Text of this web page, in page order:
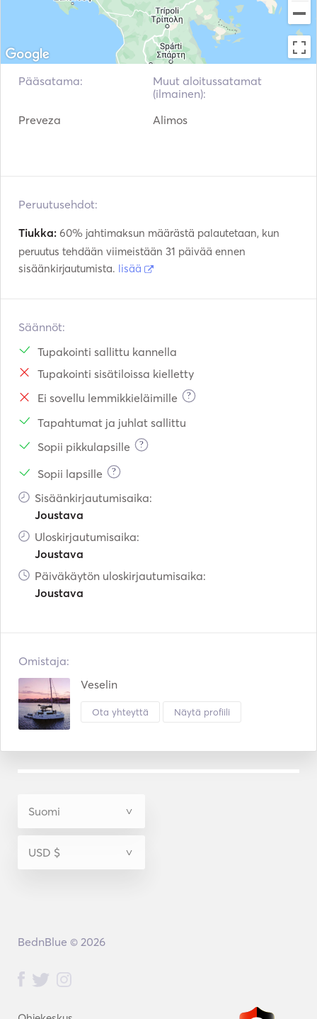
Sähkökäyttöiset
Perämoottori
VHF
Pääsatama:
Preveza
Muut aloitussatamat
(ilmainen):
Alimos
Peruutusehdot:
Tiukka: 60% jahtimaksun määrästä palautetaan, kun
peruutus tehdään viimeistään 31 päivää ennen
sisäänkirjautumista. lisää
Säännöt:
Tupakointi sallittu kannella
Tupakointi sisätiloissa kielletty
Ei sovellu lemmikkieläimille
?
Tapahtumat ja juhlat sallittu
Sopii pikkulapsille
?
Sopii lapsille ?
Sisäänkirjautumisaika:
Joustava
Uloskirjautumisaika:
Joustava
Päiväkäytön uloskirjautumisaika:
Joustava
Omistaja:
Veselin
Ota yhteyttä Näytä profiili
BednBlue © 2026